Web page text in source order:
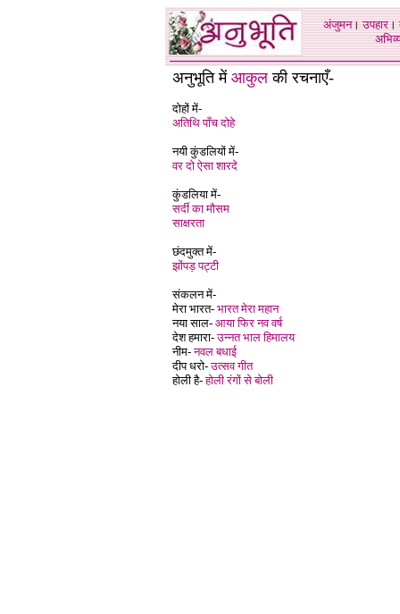
अंजुमन।उपहार।
अनुभूति में आकुल की रचनाएँ-
दोहों में-
अतिथि पाँच दोहे
नयी कुंडलियों में-
वर दो ऐसा शारदे
कुंडलिया में-
सर्दी का मौसम
साक्षरता
छंदमुक्त में-
झोंपड़ पट्टी
संकलन में-
मेरा भारत- भारत मेरा महान
नया साल- आया फिर नव वर्ष
देश हमारा-उन्नत भाल हिमालय
नीम-नवल बधाई
दीप धरो-उत्सव गीत
होली है-होली रंगों से बोली